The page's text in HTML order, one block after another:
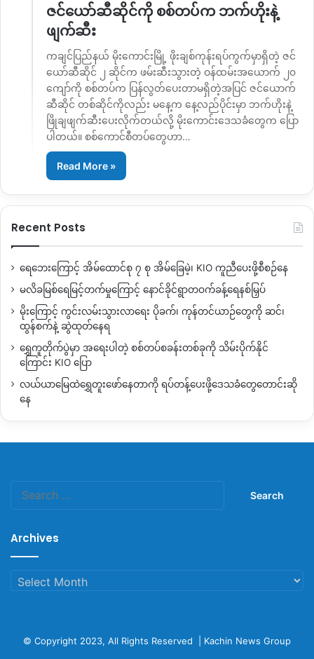
ဇင်ယော်ဆီဆိုင်ကို စစ်တပ်က ဘက်ဟိုးနဲ့
ဖျက်ဆီး
ကချင်ပြည်နယ် မိုးကောင်းမြို့ ဖိုးချစ်ကုန်းရပ်ကွက်မှာရှိတဲ့ ဇင်
ယော်ဆီဆိုင် ၂ ဆိုင်က ဖမ်းဆီးသွားတဲ့ ဝန်ထမ်းအယောက် ၂၀
ကျော်ကို စစ်တပ်က ပြန်လွတ်ပေးတာမရှိတဲ့အပြင် ဇင်ယောက်
ဆီဆိုင် တစ်ဆိုင်ကိုလည်း မနေ့က နေ့လည်ပိုင်းမှာ ဘက်ဟိုးနဲ့
ဖြိုချဖျက်ဆီးပေးလိုက်တယ်လို့ မိုးကောင်းဒေသခံတွေက ပြော
ပါတယ်။ စစ်ကောင်စီတပ်တွေဟာ…
Read More »
Recent Posts
ရေဘေးကြောင့် အိမ်ထောင်စု ၇ စု အိမ်ခြေမဲ့၊ KIO ကူညီပေးဖို့စီစဉ်နေ
မလိခမြစ်ရေမြင့်တက်မှုကြောင့် နောင်ခိုင်ရွာတဝက်ခန့်ရေနစ်မြှပ်
မိုးကြောင့် ကွင်းလမ်းသွားလာရေး ပိုခက်၊ ကုန်တင်ယာဉ်တွေကို ဆင်၊
ထွန်စက်နဲ့ ဆွဲထုတ်နေရ
ရွှေကူတိုက်ပွဲမှာ အရေးပါတဲ့ စစ်တပ်စခန်းတစ်ခုကို သိမ်းပိုက်နိုင်
ကြောင်း KIO ပြော
လယ်ယာမြေထဲရွှေတူးဖော်နေတာကို ရပ်တန့်ပေးဖို့ဒေသခံတွေတောင်းဆို
နေ
Archives
Archives
© Copyright 2023, All Rights Reserved | Kachin News Group